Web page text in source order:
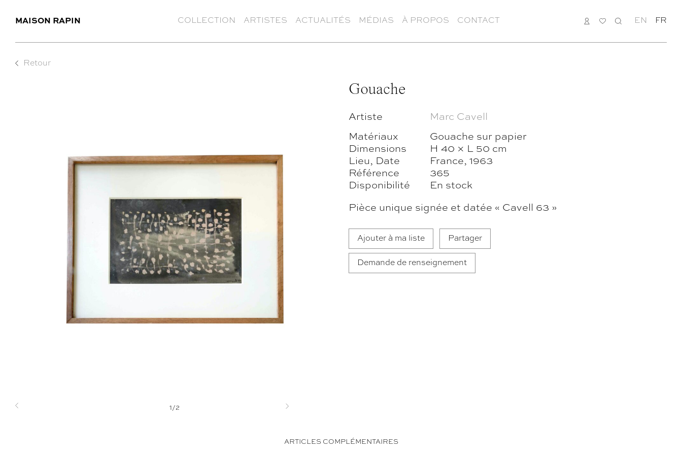
MAISON RAPIN COLLECTION ARTISTES ACTUALITÉS MÉDIAS À PROPOS CONTACT CONNEXION
MA
RECHERCHE
EN FR
Retour
Previous Next
1/2
Gouache
Artiste
Marc Cavell
Matériaux
Gouache sur papier
Dimensions
H 40 × L 50 cm
Lieu, Date
France, 1963
Référence
365
Disponibilité
En stock
Pièce unique signée et datée « Cavell 63 »
Ajouter à ma liste Partager
Demande de renseignement
ARTICLES COMPLÉMENTAIRES